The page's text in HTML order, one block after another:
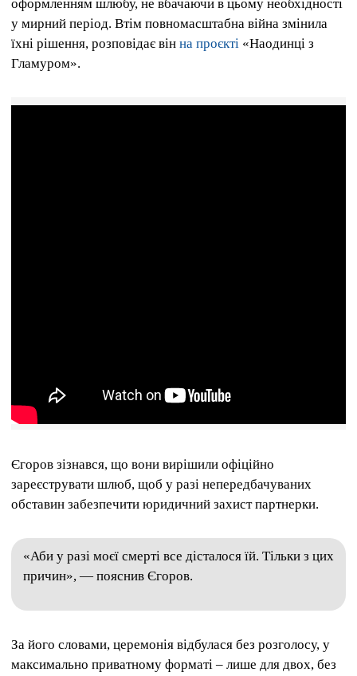
оформленням шлюбу, не вбачаючи в цьому необхідності
у мирний період. Втім повномасштабна війна змінила
їхні рішення, розповідає він на проєкті «Наодинці з
Гламуром».
Єгоров зізнався, що вони вирішили офіційно
зареєструвати шлюб, щоб у разі непередбачуваних
обставин забезпечити юридичний захист партнерки.
«Аби у разі моєї смерті все дісталося їй. Тільки з цих
причин», — пояснив Єгоров.
За його словами, церемонія відбулася без розголосу, у
максимально приватному форматі – лише для двох, без